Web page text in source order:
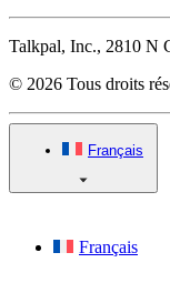
Talkpal, Inc., 2810 N
© 2026 Tous droits
Français
Français